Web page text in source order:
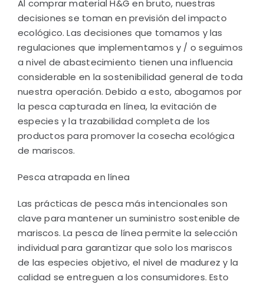
Al comprar material H&G en bruto, nuestras
decisiones se toman en previsión del impacto
ecológico. Las decisiones que tomamos y las
regulaciones que implementamos y / o seguimos
a nivel de abastecimiento tienen una influencia
considerable en la sostenibilidad general de toda
nuestra operación. Debido a esto, abogamos por
la pesca capturada en línea, la evitación de
especies y la trazabilidad completa de los
productos para promover la cosecha ecológica
de mariscos.
Pesca atrapada en línea
Las prácticas de pesca más intencionales son
clave para mantener un suministro sostenible de
mariscos. La pesca de línea permite la selección
individual para garantizar que solo los mariscos
de las especies objetivo, el nivel de madurez y la
calidad se entreguen a los consumidores. Esto